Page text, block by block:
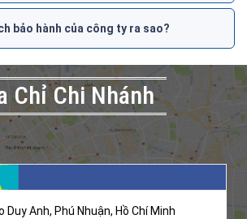
bảo hành của công ty ra sao?
Chỉ Chi Nhánh
Anh, Phú Nhuận, Hồ Chí Minh